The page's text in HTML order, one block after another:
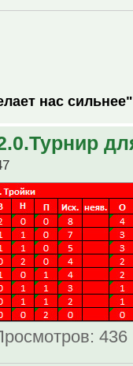
нас сильнее"
436